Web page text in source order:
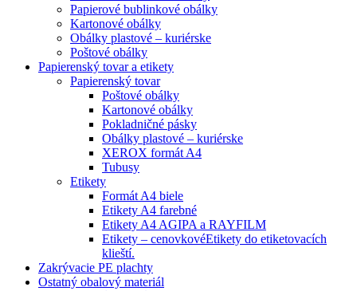
Papierové bublinkové obálky
Kartonové obálky
Obálky plastové – kuriérske
Poštové obálky
Papierenský tovar a etikety
Papierenský tovar
Poštové obálky
Kartonové obálky
Pokladničné pásky
Obálky plastové – kuriérske
XEROX formát A4
Tubusy
Etikety
Formát A4 biele
Etikety A4 farebné
Etikety A4 AGIPA a RAYFILM
Etikety – cenovkovéEtikety do etiketovacích
klieští.
Zakrývacie PE plachty
Ostatný obalový materiál